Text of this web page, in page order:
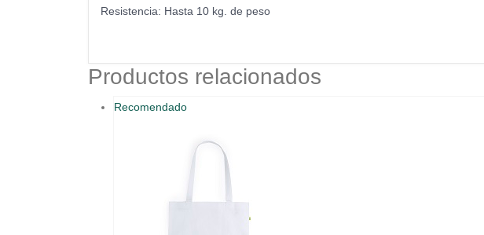
Resistencia: Hasta 10 kg. de peso
Productos relacionados
Recomendado